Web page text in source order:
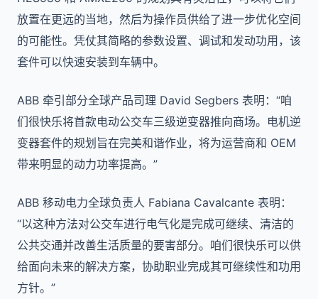
放置在更远的当地，然后为操作员供给了进一步优化空间
的可能性。凭仗其简略的参数设置、调试和发动功用，该
套件可以快速安装到车辆中。
ABB 牵引部分全球产品司理 David Segbers 表明：“咱
们很快乐将首款电动公交车三级逆变器推向商场。电机逆
变器套件的规划旨在完美和谐作业，将为运营商和 OEM
带来明显的动力功率提高。”
ABB 移动电力全球负责人 Fabiana Cavalcante 表明：
“以这种方法对公交车进行电气化是完成可继续、清洁的
公共交通并改善生活质量的要害部分。咱们很快乐可以供
给面向未来的解决方案，协助职业完成其可继续性和功用
方针。”